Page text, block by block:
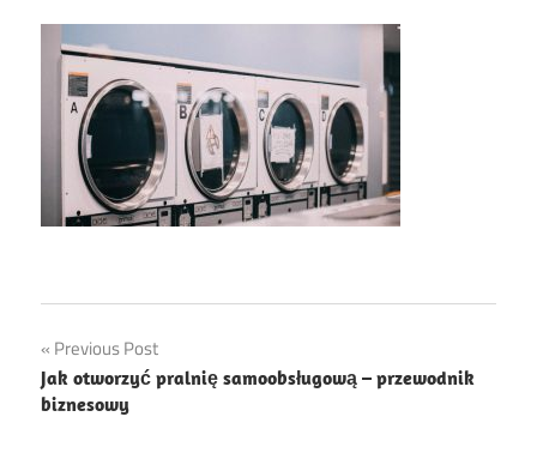
Nawigacja
wpisu
Previous Post
Jak otworzyć pralnię samoobsługową – przewodnik
biznesowy